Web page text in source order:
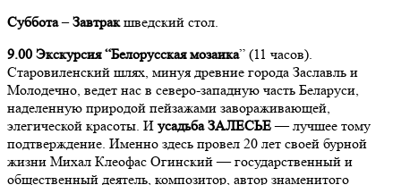
Суббота–Завтракшведский стол.
9.00 Экскурсия“Белорусская мозаика” (11 часов).
Старовиленский шлях, минуя древние города Заславль и
Молодечно, ведет нас в северо-западную часть Беларуси,
наделенную природой пейзажами завораживающей,
элегической красоты. И усадьба ЗАЛЕСЬЕ— лучшее тому
подтверждение. Именно здесь провел 20 лет своей бурной
жизни Михал Клеофас Огинский — государственный и
общественный деятель, композитор, автор знаменитого